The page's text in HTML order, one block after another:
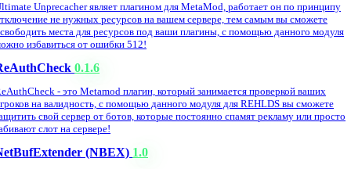
Unprecacher являет плагином для MetaMod, работает он по принципу
не нужных ресурсов на вашем сервере, тем самым вы сможете
места для ресурсов под ваши плагины, с помощью данного модуля
избавиться от ошибки 512!
0.1.6
- это Metamod плагин, который занимается проверкой ваших
на валидность, с помощью данного модуля для REHLDS вы сможете
свой сервер от ботов, которые постоянно спамят рекламу или просто
слот на сервере!
(NBEX) 1.0